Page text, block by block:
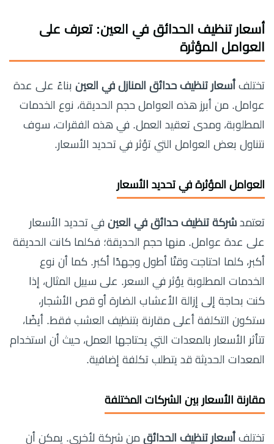
أسعار تنظيف الحدائق في العين: تعرف على
العوامل المؤثرة
تختلف أسعار تنظيف حدائق المنازل في العين بناءً على عدة
عوامل. من أبرز هذه العوامل حجم الحديقة، نوع الخدمات
المطلوبة، ومدى تعقيد العمل. في هذه الفقرات، سوف
نتناول بعض العوامل التي تؤثر في تحديد الأسعار.
العوامل المؤثرة في تحديد الأسعار
تعتمد شركة تنظيف حدائق في العين في تحديد الأسعار
على عدة عوامل. منها حجم الحديقة؛ فكلما كانت الحديقة
أكبر، كلما احتاجت وقتًا أطول وجهدًا أكبر. كما أن نوع
الخدمات المطلوبة يؤثر في السعر. على سبيل المثال، إذا
كنت بحاجة إلى إزالة الأعشاب الضارة أو قص الأشجار،
ستكون التكلفة أعلى مقارنة بتنظيف العشب فقط. أيضًا،
تتأثر الأسعار بالمعدات التي يحتاجها العمل، حيث أن استخدام
المعدات الحديثة قد يتطلب تكلفة إضافية.
مقارنة الأسعار بين الشركات المختلفة
تختلف أسعار تنظيف الحدائق من شركة لأخرى. يمكن أن